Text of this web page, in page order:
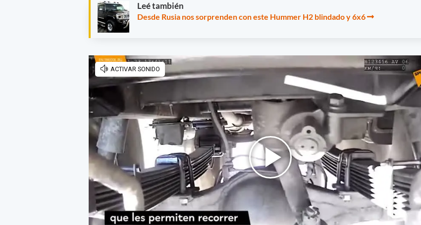
Leé también
Desde Rusia nos sorprenden con este Hummer H2 blindado y 6x6